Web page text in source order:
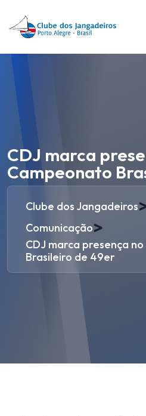
CDJ marca
Campeonato
Clube dos Jangadeiros
Comunicação>
CDJ marca presença
Brasileiro de 49er